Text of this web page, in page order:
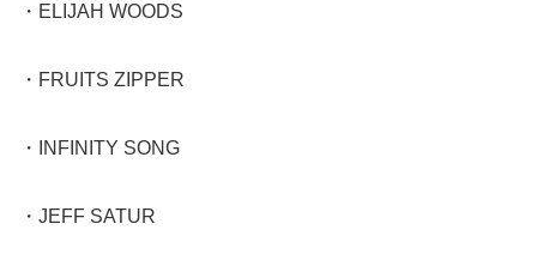
・ELIJAH WOODS
・FRUITS ZIPPER
・INFINITY SONG
・JEFF SATUR